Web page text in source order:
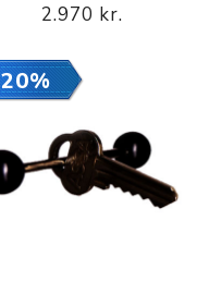
2.970 kr.
20%